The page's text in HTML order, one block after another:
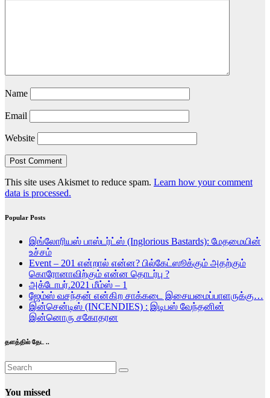
Name
Email
Website
This site uses Akismet to reduce spam. Learn how your comment
data is processed.
Popular Posts
இங்லோரியஸ் பாஸ்டர்ட்ஸ் (Inglorious Bastards): மேதமையின்
உச்சம்
Event – 201 என்றால் என்ன? பில்கேட்ஸூக்கும் அதற்கும்
கொரோனாவிற்கும் என்ன தொடர்பு ?
அக்டோபர்.2021 மீம்ஸ் – 1
ஜேம்ஸ் வசந்தன் என்கிற சாக்கடை இசையமைப்பாளருக்கு…
இன்சென்டிஸ் (INCENDIES) : இடிபஸ் வேந்தனின்
இன்னொரு சகோதரன
தளத்தில் தேட ..
You missed